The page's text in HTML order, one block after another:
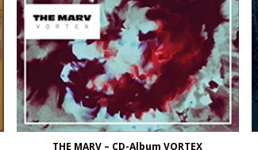
THE MARV – CD-Album VORTEX